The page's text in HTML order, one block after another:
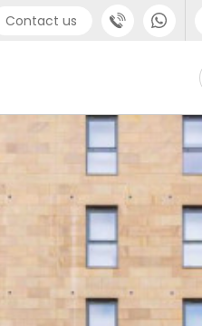
Contact us
(0) 20 3871 8666
(80) 3711 1326
(646) 718 6172
English